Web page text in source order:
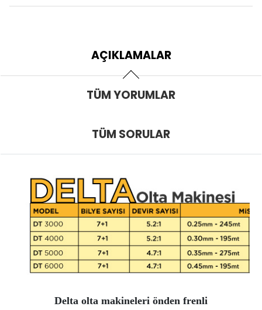
AÇIKLAMALAR
TÜM YORUMLAR
TÜM SORULAR
Delta olta makineleri önden frenli